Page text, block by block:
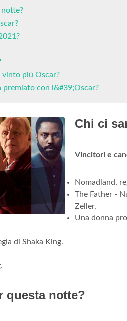
vinto più Oscar?
premiato con l&#39;Oscar?
Chi ci
Vincitori e
Nomadland,
The Father -
Zeller.
Una donna
di Shaka King.
questa notte?